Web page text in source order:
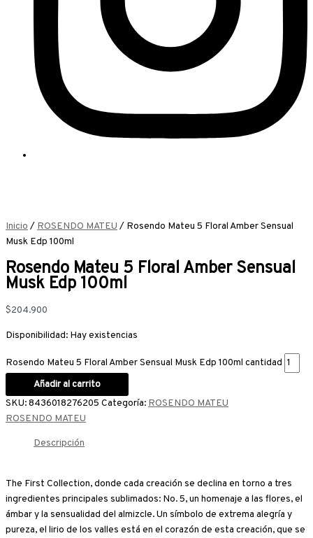
Inicio/ ROSENDO MATEU/ Rosendo Mateu 5 Floral Amber Sensual
Musk Edp 100ml
Rosendo Mateu 5 Floral Amber Sensual
Musk Edp 100ml
$204.900
Disponibilidad: Hay existencias
Rosendo Mateu 5 Floral Amber Sensual Musk Edp 100ml cantidad
Añadir al carrito
SKU:8436018276205 Categoría: ROSENDO MATEU
ROSENDO MATEU
Descripción
The First Collection, donde cada creación se declina en torno a tres
ingredientes principales sublimados: No. 5, un homenaje a las flores, el
ámbar y la sensualidad del almizcle. Un símbolo de extrema alegría y
pureza, el lirio de los valles está en el corazón de esta creación, que se